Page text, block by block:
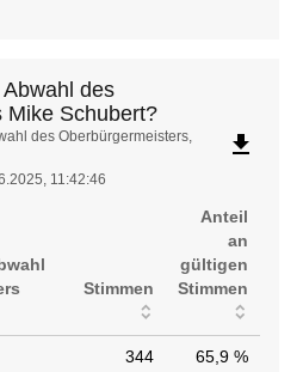
des
Mike Schubert?
des Oberbürgermeisters,
11:42:46
file_download
Stimmen
Anteil
an
gültigen
Stimmen
344 65,9 %